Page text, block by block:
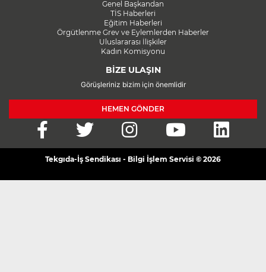
Genel Başkandan
TİS Haberleri
Eğitim Haberleri
Örgütlenme Grev ve Eylemlerden Haberler
Uluslararası İlişkiler
Kadın Komisyonu
BİZE ULAŞIN
Görüşleriniz bizim için önemlidir
HEMEN GÖNDER
Tekgıda-İş Sendikası - Bilgi İşlem Servisi © 2026